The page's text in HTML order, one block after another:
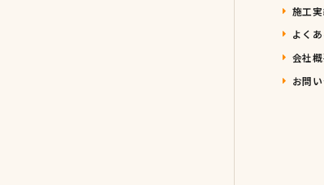
施工
よく
会社
お問